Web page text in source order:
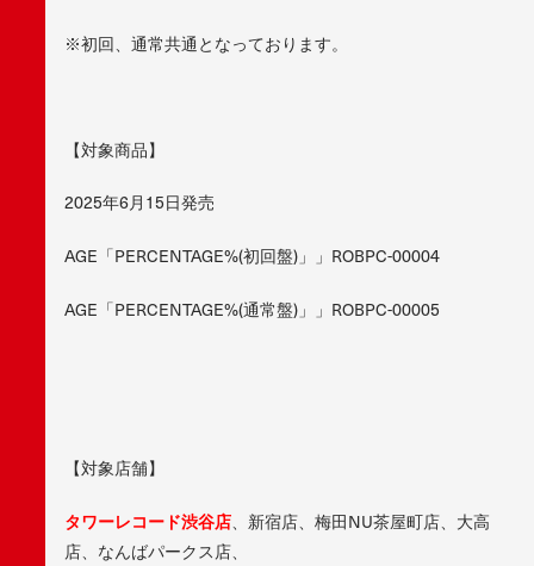
※初回、通常共通となっております。
【対象商品】
2025年6月15日発売
AGE「PERCENTAGE%(初回盤)」」ROBPC-00004
AGE「PERCENTAGE%(通常盤)」」ROBPC-00005
【対象店舗】
タワーレコード渋谷店、新宿店、梅田NU茶屋町店、大高
店、なんばパークス店、